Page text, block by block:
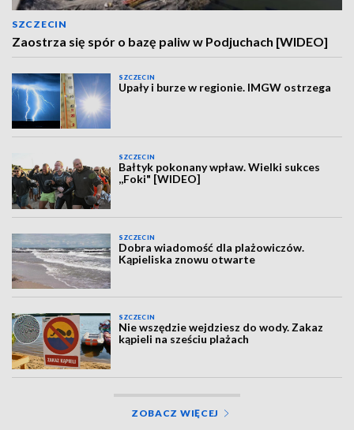
SZCZECIN
Zaostrza się spór o bazę paliw w Podjuchach [WIDEO]
SZCZECIN
Upały i burze w regionie. IMGW ostrzega
SZCZECIN
Bałtyk pokonany wpław. Wielki sukces
,,Foki" [WIDEO]
SZCZECIN
Dobra wiadomość dla plażowiczów.
Kąpieliska znowu otwarte
SZCZECIN
Nie wszędzie wejdziesz do wody. Zakaz
kąpieli na sześciu plażach
ZOBACZ WIĘCEJ